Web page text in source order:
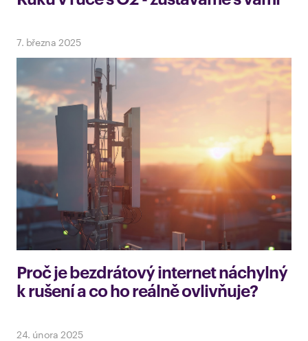
7. března 2025
Proč je bezdrátový internet náchylný
k rušení a co ho reálně ovlivňuje?
24. února 2025